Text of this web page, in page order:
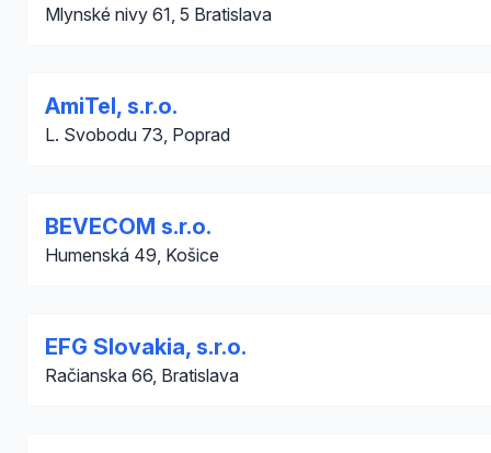
Mlynské nivy 61, 5 Bratislava
AmiTel, s.r.o.
L. Svobodu 73, Poprad
BEVECOM s.r.o.
Humenská 49, Košice
EFG Slovakia, s.r.o.
Račianska 66, Bratislava